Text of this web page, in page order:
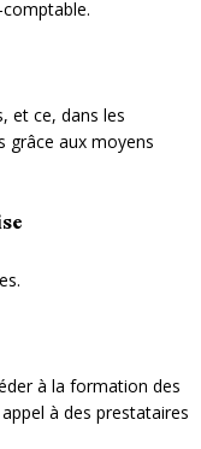
et ce, dans les
grâce aux moyens
à la formation des
à des prestataires